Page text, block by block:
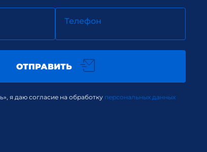
Телефон
ОТПРАВИТЬ
я даю согласие на обработку персональных данных